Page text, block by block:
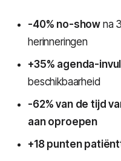
-40% no-show na
herinneringen
+35% agenda-
beschikbaarheid
-62% van de tijd
aan oproepen
+18 punten